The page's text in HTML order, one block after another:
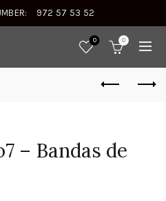
972 57 53 52
0 0
– Bandas de